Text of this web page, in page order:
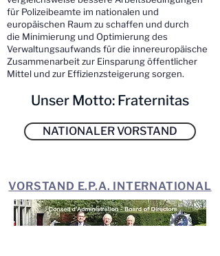
für Polizeibeamte im nationalen und
europäischen Raum zu schaffen und durch
die Minimierung und Optimierung des
Verwaltungsaufwands für die innereuropäische
Zusammenarbeit zur Einsparung öffentlicher
Mittel und zur Effizienzsteigerung sorgen.
Unser Motto: Fraternitas
NATIONALER VORSTAND
VORSTAND E.P.A. INTERNATIONAL